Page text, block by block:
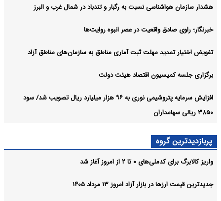
هشدار سازمان هواشناسی نسبت به رگبار و تندباد در شمال غرب و البرز
خبرنگار؛ راوی صادق واقعیت در عصر انبوه روایت‌ها
تفویض اختیار تمدید مهلت ثبت آماری مناطق به سازمان‌های مناطق آزاد
برگزاری جلسه کمیسیون اقتصاد هیئت دولت
افزایش سرمایه پتروشیمی نوری به ۹۶ هزار میلیارد ریال تصویب شد/ سود
۳۸۵۰ ریالی سهامداران
پربازدیدترین گروه
واریز کالابرگ برای کدملی‌های ۰ تا ۲ از امروز آغاز شد
جدیدترین قیمت ارزها در بازار آزاد امروز ۱۳ مرداد ۱۴۰۵